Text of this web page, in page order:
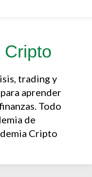
Cripto
trading y
aprender
Todo
de
Cripto